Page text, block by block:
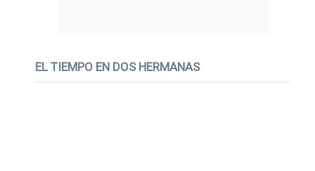
EL TIEMPO EN DOS HERMANAS